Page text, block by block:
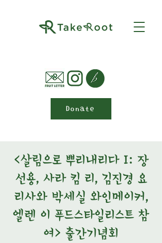
Donate
<살림으로 뿌리내리다 I: 장
선용, 사라 킴 리, 김진경 요
리사와 박세실 와인메이커,
엘렌 이 푸드스타일리스트 참
여> 출간기념회